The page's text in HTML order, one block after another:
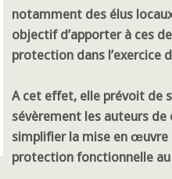
notamment des élus
objectif d’apporter à ces
protection dans l’exercice
A cet effet, elle prévoit de
sévèrement les auteurs de
simplifier la mise en
protection fonctionnelle au